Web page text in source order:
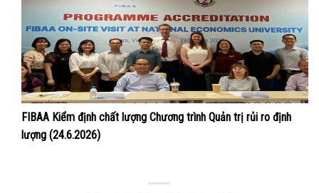
FIBAA Kiểm định chất lượng Chương trình Quản trị rủi ro định
lượng (24.6.2026)